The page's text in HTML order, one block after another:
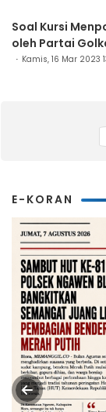
Soal Kursi
oleh Partai
Kamis, 16 Mar 2023
E-KORAN